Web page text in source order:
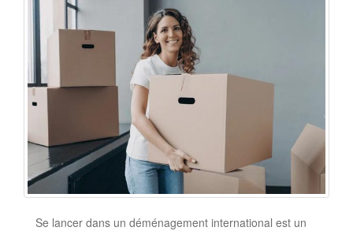
Se lancer dans un déménagement international est un